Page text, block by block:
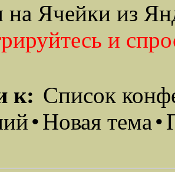
Ячейки из
и
к: Список
•Новая тема•